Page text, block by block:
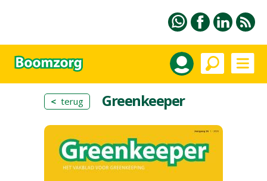
< terug Greenkeeper